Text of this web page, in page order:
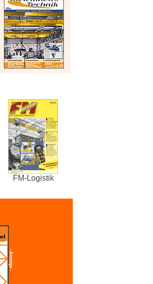
FM-Logistik